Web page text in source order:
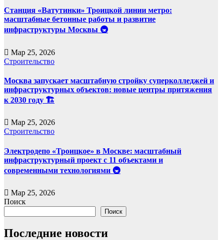
Станция «Ватутинки» Троицкой линии метро:
масштабные бетонные работы и развитие
инфраструктуры Москвы 🚇
Мар 25, 2026
Строительство
Москва запускает масштабную стройку суперколледжей и
инфраструктурных объектов: новые центры притяжения
к 2030 году 🏗️
Мар 25, 2026
Строительство
Электродепо «Троицкое» в Москве: масштабный
инфраструктурный проект с 11 объектами и
современными технологиями 🚇
Мар 25, 2026
Поиск
Поиск
Последние новости